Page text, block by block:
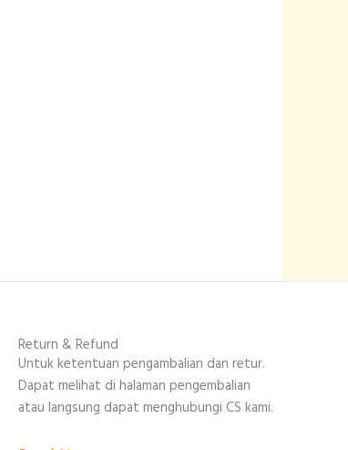
Return & Refund
Untuk ketentuan pengambalian dan retur.
Dapat melihat di halaman pengembalian
atau langsung dapat menghubungi CS kami.